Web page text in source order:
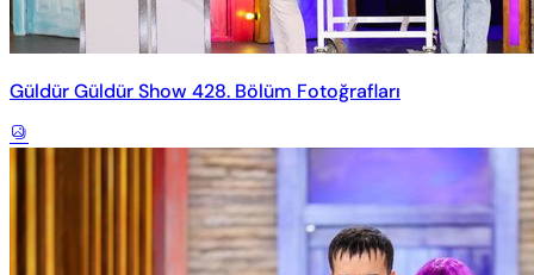
Güldür Güldür Show 428. Bölüm Fotoğrafları